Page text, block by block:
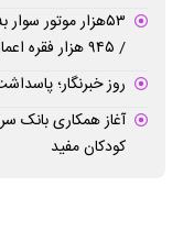
۵۳هزار موتور
/ ۹۴۵ هزار فقره اعمال قانون تخلفات موتورسواران در سال ۱۴۰۵
روز خبرنگار؛
آغاز همکاری بانک
کودکان مفید